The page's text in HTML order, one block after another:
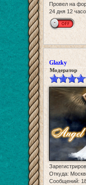
Провел на
24 дня 12
Glazky
Модератор
Откуда:
Сообщений: